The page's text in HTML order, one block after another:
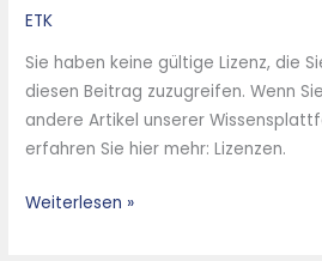
ETK
Sie haben keine gültige Lizenz, die
diesen Beitrag zuzugreifen. Wenn
andere Artikel unserer
erfahren Sie hier mehr: Lizenzen.
Processes
Biomass
Fired
Power
Plants
Weiterlesen »